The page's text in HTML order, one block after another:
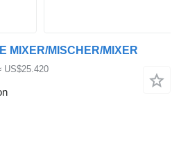
MIXER/MISCHER/MIXER
US$25.420